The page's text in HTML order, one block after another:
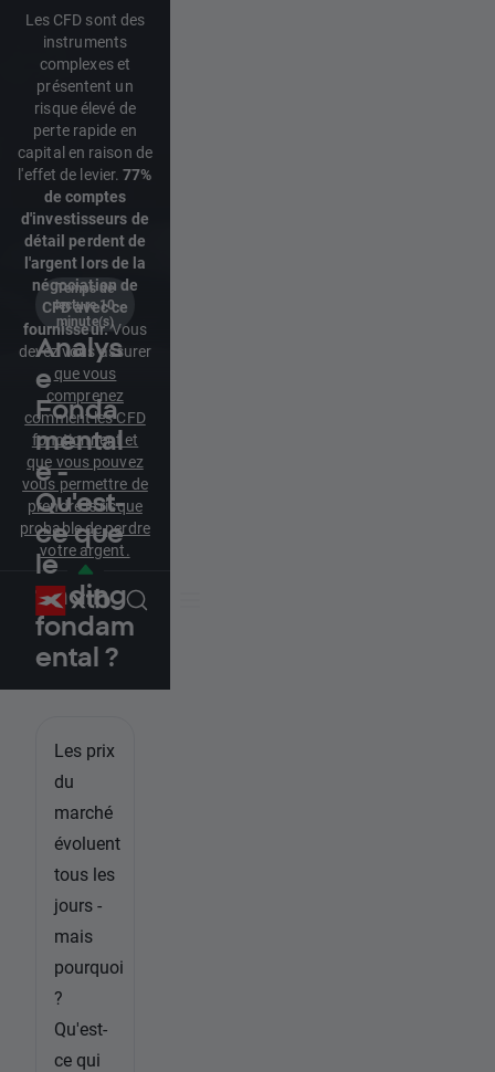
Les CFD sont des
instruments
complexes et
présentent un
risque élevé de
perte rapide en
capital en raison de
l'effet de levier.77%
de comptes
d'investisseurs de
détail perdent de
l'argent lors de la
négociation de
CFD avec ce
fournisseur.Vous
devez vous assurer
que vous
comprenez
comment les CFD
fonctionnent et
que vous pouvez
vous permettre de
prendre le risque
probable de perdre
votre argent.
Temps de
lecture 10
minute(s)
Analys
e
Fonda
mental
e -
Qu'est-
ce que
le
trading
fondam
ental ?
Les prix
du
marché
évoluent
tous les
jours -
mais
pourquoi
?
Qu'est-
ce qui